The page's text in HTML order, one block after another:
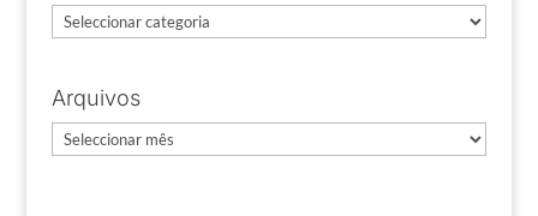
Categorias
Arquivos
Arquivos